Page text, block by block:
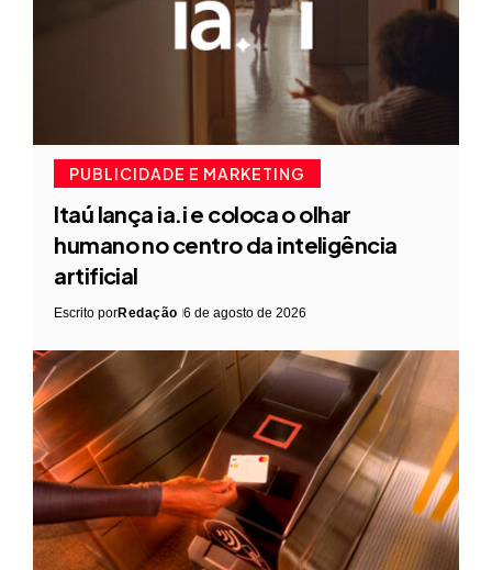
PUBLICIDADE E MARKETING
Itaú lança ia.i e coloca o olhar
humano no centro da inteligência
artificial
Escrito porRedação 6 de agosto de 2026